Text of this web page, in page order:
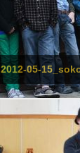
2012-05-